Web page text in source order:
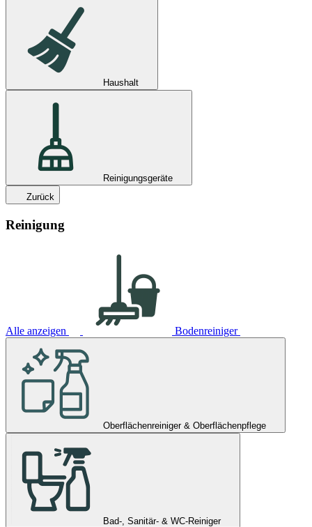
Haushalt
Reinigungsgeräte
Zurück
Reinigung
Alle anzeigen Bodenreiniger
Oberflächenreiniger & Oberflächenpflege
Bad-, Sanitär- & WC-Reiniger